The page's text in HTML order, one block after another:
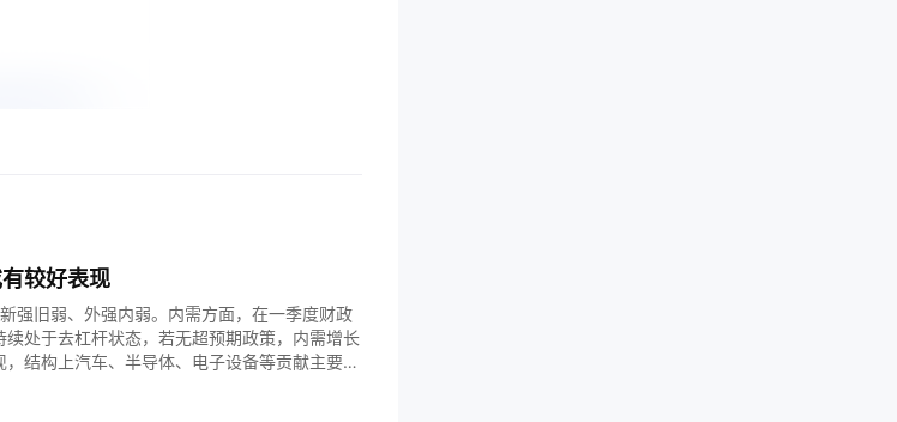
较好表现
强旧弱、外强内弱。内需方面，在一季度财政
处于去杠杆状态，若无超预期政策，内需增长
结构上汽车、半导体、电子设备等贡献主要增
可维持韧性。但新经济的企业优先通过股权融